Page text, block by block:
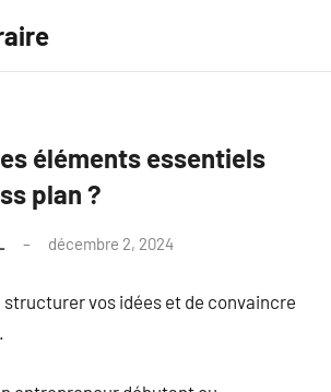
éléments essentiels
plan ?
décembre 2, 2024
structurer vos idées et de convaincre